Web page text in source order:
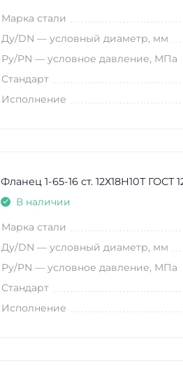
Марка стали
Ду/DN — условный диаметр, мм
Ру/PN — условное давление, МПа
Стандарт
Исполнение
Фланец 1-65-16 ст. 12Х18Н10Т ГОСТ
В наличии
Марка стали
Ду/DN — условный диаметр, мм
Ру/PN — условное давление, МПа
Стандарт
Исполнение